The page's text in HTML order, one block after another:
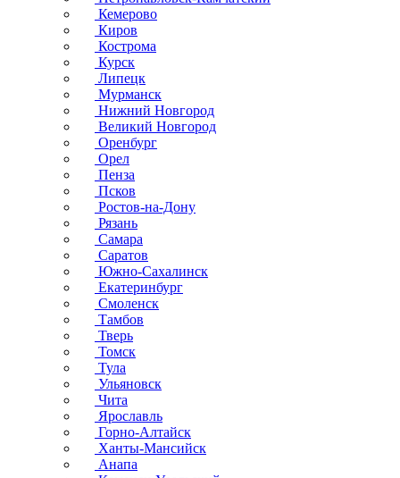
Кемерово
Киров
Кострома
Курск
Липецк
Мурманск
Нижний Новгород
Великий Новгород
Оренбург
Орел
Пенза
Псков
Ростов-на-Дону
Рязань
Самара
Саратов
Южно-Сахалинск
Екатеринбург
Смоленск
Тамбов
Тверь
Томск
Тула
Ульяновск
Чита
Ярославль
Горно-Алтайск
Ханты-Мансийск
Анапа